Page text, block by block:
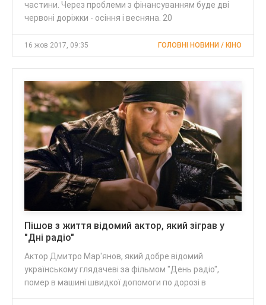
частини. Через проблеми з фінансуванням буде дві
червоні доріжки - осіння і весняна. 20
16 жов 2017, 09:35 ГОЛОВНІ НОВИНИ / КІНО
Пішов з життя відомий актор, який зіграв у
"Дні радіо"
Актор Дмитро Мар'янов, який добре відомий
українському глядачеві за фільмом "День радіо",
помер в машині швидкої допомоги по дорозі в